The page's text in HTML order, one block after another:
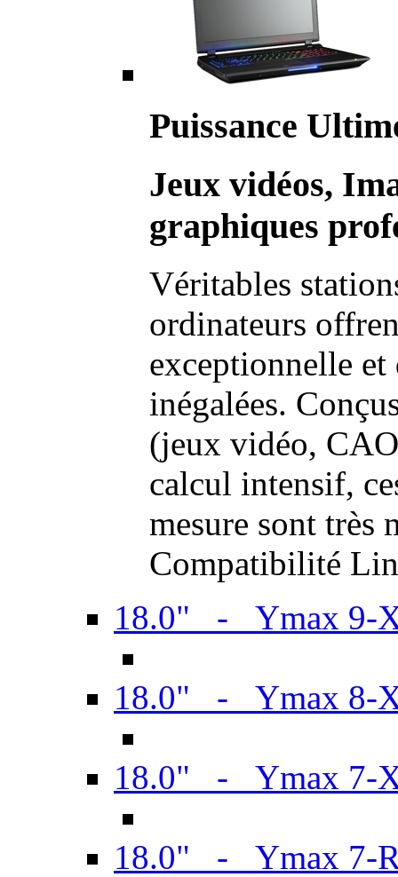
Puissance
Jeux vidéos,
graphiques
Véritables
ordinateurs
exceptionnelle et
inégalées.
(jeux vidéo,
calcul intensif,
mesure sont très
Compatibilité
18.0" - Ymax 9-
18.0" - Ymax 8-
18.0" - Ymax 7-
18.0" - Ymax 7-